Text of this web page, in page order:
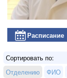
Расписание
Сортировать по:
Отделению
ФИО